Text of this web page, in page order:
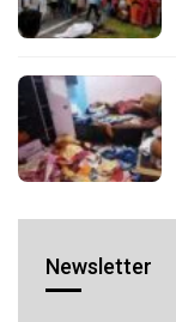
Newsletter